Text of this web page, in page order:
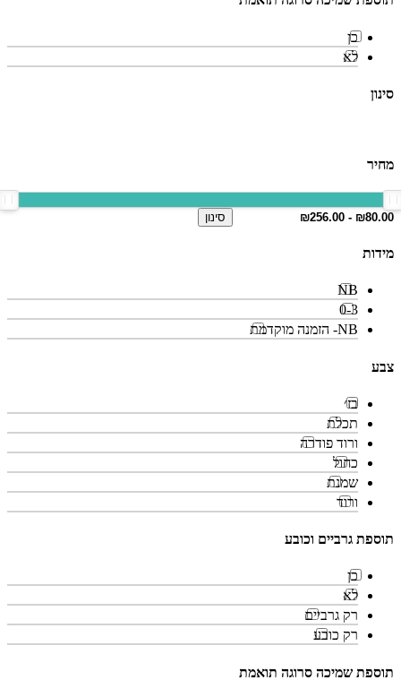
כן
לא
סינון
מחיר
סינון
מידות
NB
0-3
NB- הזמנה מוקדמת
צבע
בז׳
תכלת
ורוד פודרה
כחול
שמנת
ורוד
תוספת גרביים וכובע
כן
לא
רק גרביים
רק כובע
תוספת שמיכה סרוגה תואמת